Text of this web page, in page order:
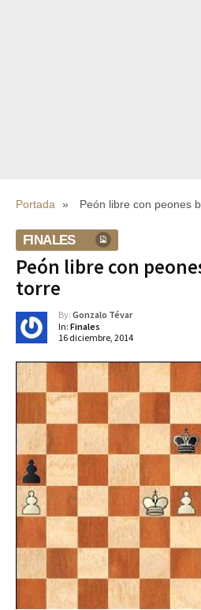
Portada » Peón libre con peones
FINALES
Peón libre con
torre
By: Gonzalo Tévar
In: Finales
16 diciembre, 2014